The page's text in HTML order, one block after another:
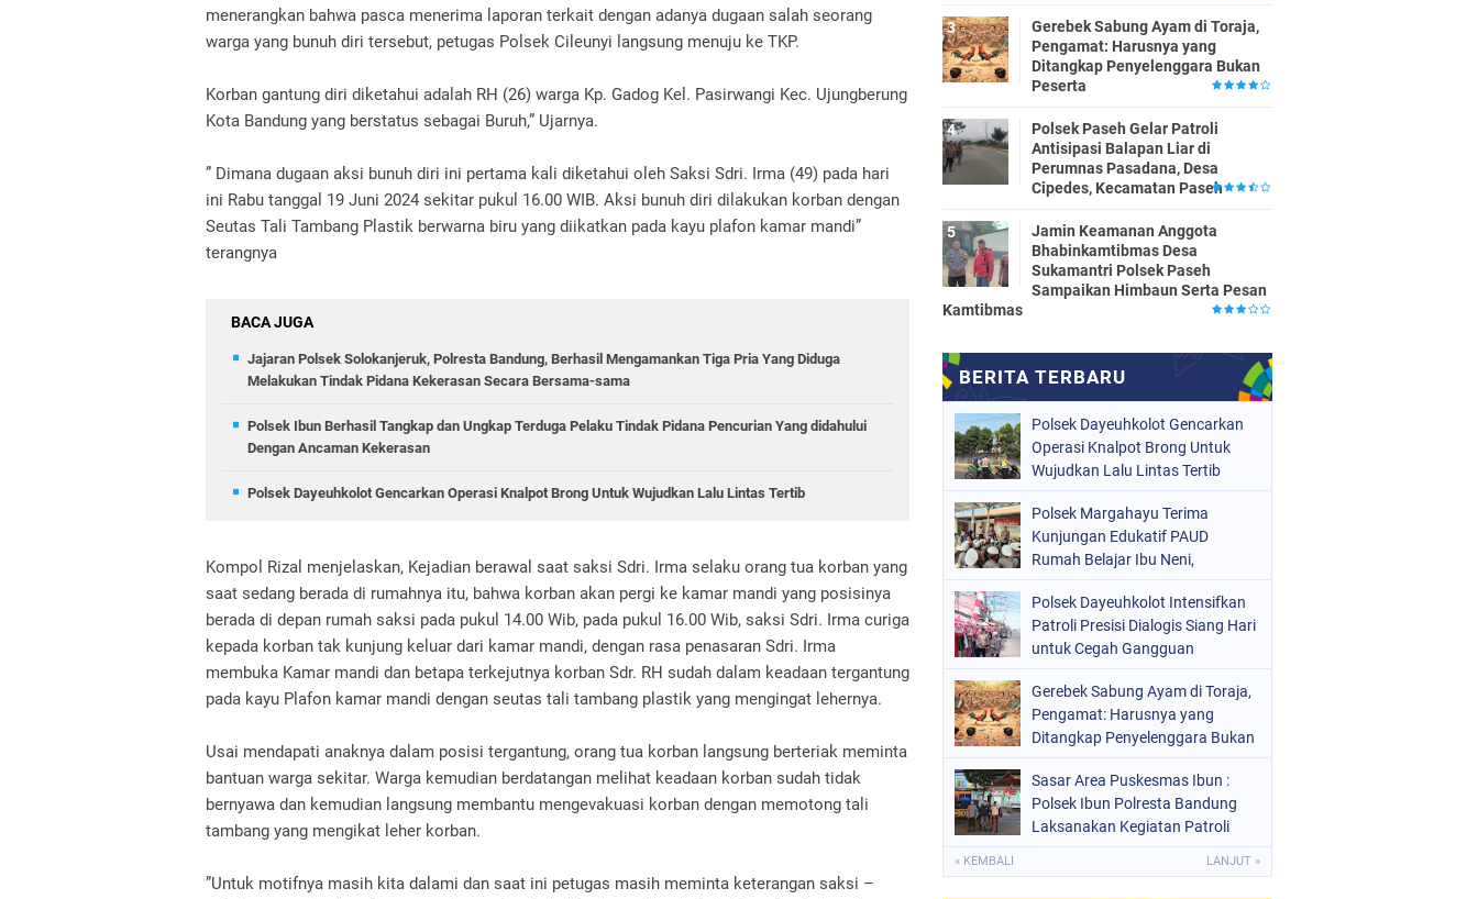
menerangkan bahwa pasca menerima laporan terkait dengan adanya dugaan salah seorang
warga yang bunuh diri tersebut, petugas Polsek Cileunyi langsung menuju ke TKP.
Korban gantung diri diketahui adalah RH (26) warga Kp. Gadog Kel. Pasirwangi Kec. Ujungberung
Kota Bandung yang berstatus sebagai Buruh,” Ujarnya.
” Dimana dugaan aksi bunuh diri ini pertama kali diketahui oleh Saksi Sdri. Irma (49) pada hari
ini Rabu tanggal 19 Juni 2024 sekitar pukul 16.00 WIB. Aksi bunuh diri dilakukan korban dengan
Seutas Tali Tambang Plastik berwarna biru yang diikatkan pada kayu plafon kamar mandi”
terangnya
BACA JUGA
Jajaran Polsek Solokanjeruk, Polresta Bandung, Berhasil Mengamankan Tiga Pria Yang Diduga
Melakukan Tindak Pidana Kekerasan Secara Bersama-sama
Polsek Ibun Berhasil Tangkap dan Ungkap Terduga Pelaku Tindak Pidana Pencurian Yang didahului
Dengan Ancaman Kekerasan
Polsek Dayeuhkolot Gencarkan Operasi Knalpot Brong Untuk Wujudkan Lalu Lintas Tertib
Kompol Rizal menjelaskan, Kejadian berawal saat saksi Sdri. Irma selaku orang tua korban yang
saat sedang berada di rumahnya itu, bahwa korban akan pergi ke kamar mandi yang posisinya
berada di depan rumah saksi pada pukul 14.00 Wib, pada pukul 16.00 Wib, saksi Sdri. Irma curiga
kepada korban tak kunjung keluar dari kamar mandi, dengan rasa penasaran Sdri. Irma
membuka Kamar mandi dan betapa terkejutnya korban Sdr. RH sudah dalam keadaan tergantung
pada kayu Plafon kamar mandi dengan seutas tali tambang plastik yang mengingat lehernya.
Usai mendapati anaknya dalam posisi tergantung, orang tua korban langsung berteriak meminta
bantuan warga sekitar. Warga kemudian berdatangan melihat keadaan korban sudah tidak
bernyawa dan kemudian langsung membantu mengevakuasi korban dengan memotong tali
tambang yang mengikat leher korban.
”Untuk motifnya masih kita dalami dan saat ini petugas masih meminta keterangan saksi –
Gerebek Sabung Ayam di Toraja,
Pengamat: Harusnya yang
Ditangkap Penyelenggara Bukan
Peserta
Polsek Paseh Gelar Patroli
Antisipasi Balapan Liar di
Perumnas Pasadana, Desa
Cipedes, Kecamatan Paseh
Jamin Keamanan Anggota
Bhabinkamtibmas Desa
Sukamantri Polsek Paseh
Sampaikan Himbaun Serta Pesan
Kamtibmas
Polsek Dayeuhkolot Gencarkan
Operasi Knalpot Brong Untuk
Wujudkan Lalu Lintas Tertib
Polsek Margahayu Terima
Kunjungan Edukatif PAUD
Rumah Belajar Ibu Neni,
Anak Sejak Dini
Polsek Dayeuhkolot Intensifkan
Patroli Presisi Dialogis Siang Hari
untuk Cegah Gangguan
Gerebek Sabung Ayam di Toraja,
Pengamat: Harusnya yang
Ditangkap Penyelenggara Bukan
Sasar Area Puskesmas Ibun :
Polsek Ibun Polresta Bandung
Laksanakan Kegiatan Patroli
« KEMBALI LANJUT »